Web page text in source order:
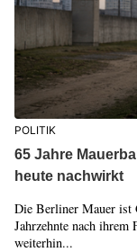
POLITIK
65 Jahre
heute nachwirkt
Die Berliner Mauer ist
Jahrzehnte nach ihrem
weiterhin...